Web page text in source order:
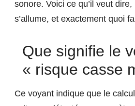
sonore. Voici ce qu’il veut dire,
s’allume, et exactement quoi
Que signifie le
« risque casse
Ce voyant indique que le